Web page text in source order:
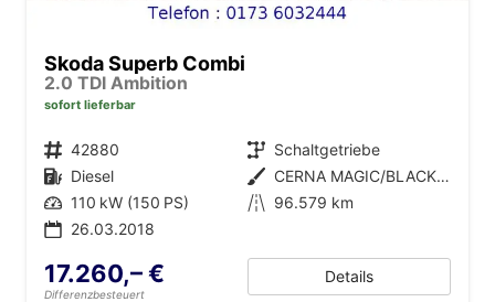
Skoda Superb Combi
2.0 TDI Ambition
sofort lieferbar
Fahrzeugnr. 42880 Getriebe Schaltgetriebe
Kraftstoff Diesel Außenfarbe
CERNA MAGIC/BLACK MAGIC
Leistung 110 kW (150 PS) Kilometerstand 96.579 km
26.03.2018
17.260,– €
Differenzbesteuert
Details